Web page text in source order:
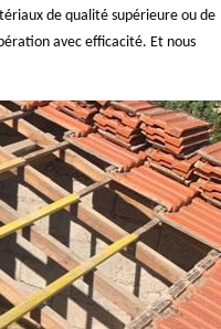
de qualité supérieure ou de
avec efficacité. Et nous